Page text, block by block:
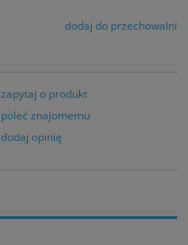
dodaj do przechowalni
zapytaj o produkt
poleć znajomemu
dodaj opinię